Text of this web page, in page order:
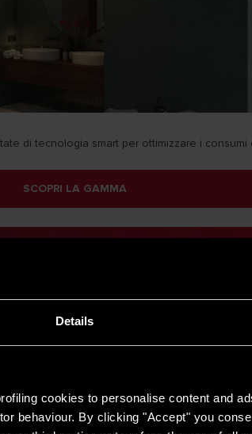
Details
cookies to personalise content and
behaviour. By clicking "Accept" you
di tecnologia smart per ottimizzare i consumi
SCOPRI LA GAMMA